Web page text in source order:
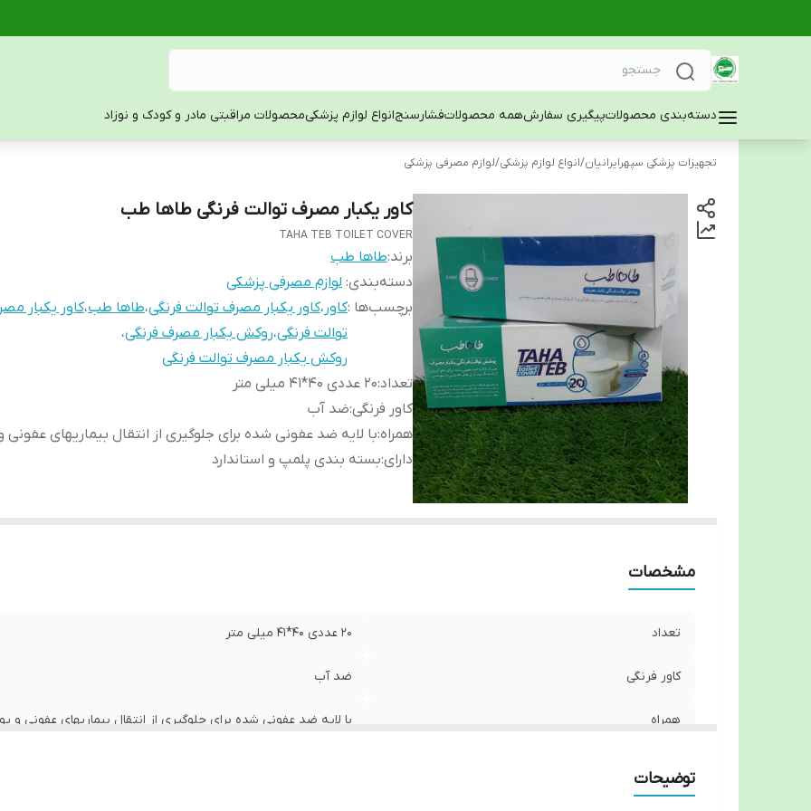
دسته‌بندی محصولاتپیگیری سفارشهمه محصولاتفشارسنجانواع لوازم پزشکیمحصولات مراقبتی مادر و کودک و نوزاد
تجهیزات پزشکی سپهرایرانیان/انواع لوازم پزشکی/لوازم مصرفی پزشکی
کاور یکبار مصرف توالت فرنگی طاها طب
TAHA TEB TOILET COVER
برند:طاها طب
دسته‌بندی: لوازم مصرفی پزشکی
برچسب‌ها :کاور ،کاور یکبار مصرف توالت فرنگی،طاها طب،کاور یکبار
توالت فرنگی،روکش یکبار مصرف فرنگی،
روکش یکبار مصرف توالت فرنگی
تعداد:20 عددی 40*41 میلی متر
کاور فرنگی:ضد آب
همراه:با لایه ضد عفونی شده برای جلوگیری از انتقال بیماریهای
دارای:بسته بندی پلمپ و استاندارد
مشخصات
تعداد 20 عددی 40*41 میلی متر
کاور فرنگی ضد آب
همراه با لایه ضد عفونی شده برای جلوگیری از انتقال بیماریهای عفونی و
توضیحات